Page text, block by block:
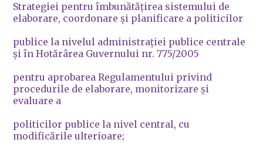
Strategiei pentru îmbunătăţirea sistemului de
elaborare, coordonare şi planificare a politicilor
publice la nivelul administraţiei publice centrale
şi în Hotărârea Guvernului nr. 775/2005
pentru aprobarea Regulamentului privind
procedurile de elaborare, monitorizare şi
evaluare a
politicilor publice la nivel central, cu
modificările ulterioare;